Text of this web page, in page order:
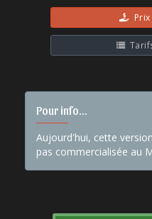
Pour info...
Aujourd'hui, cette
pas commercialisée au